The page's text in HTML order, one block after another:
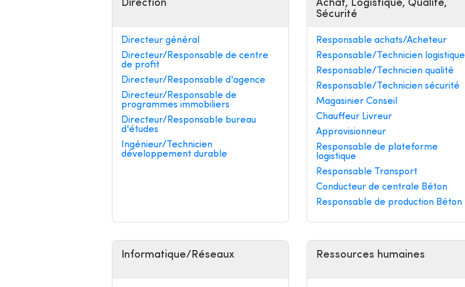
Direction
Directeur général
Directeur/Responsable de centre
de profit
Directeur/Responsable d'agence
Directeur/Responsable de
programmes immobiliers
Directeur/Responsable bureau
d'études
Ingénieur/Technicien
développement durable
Achat, Logistique, Qualité,
Sécurité
Responsable achats/Acheteur
Responsable/Technicien logistique
Responsable/Technicien qualité
Responsable/Technicien sécurité
Magasinier Conseil
Chauffeur Livreur
Approvisionneur
Responsable de plateforme
logistique
Responsable Transport
Conducteur de centrale Béton
Responsable de production Béton
Informatique/Réseaux Ressources humaines